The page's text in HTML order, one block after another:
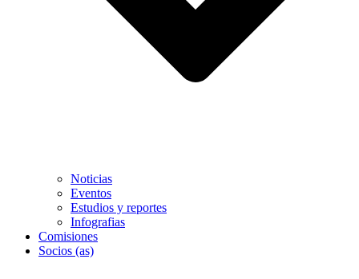
Noticias
Eventos
Estudios y reportes
Infografias
Comisiones
Socios (as)